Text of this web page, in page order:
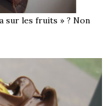
sur les fruits » ? Non